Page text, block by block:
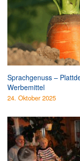
Sprachgenuss –
Werbemittel
24. Oktober 2025